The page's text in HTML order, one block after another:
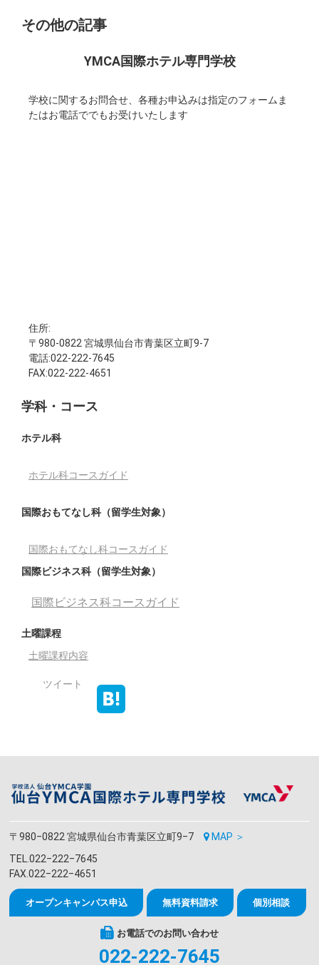
その他の記事
YMCA国際ホテル専門学校
学校に関するお問合せ、各種お申込みは指定のフォームま
たはお電話ででもお受けいたします
住所:
〒980-0822 宮城県仙台市青葉区立町9-7
電話:022-222-7645
FAX:022-222-4651
学科・コース
ホテル科
ホテル科コースガイド
国際おもてなし科（留学生対象）
国際おもてなし科コースガイド
国際ビジネス科（留学生対象）
国際ビジネス科コースガイド
土曜課程
土曜課程内容
ツイート
〒980‒0822 宮城県仙台市青葉区立町9‒7
MAP ＞
TEL.022‒222‒7645
FAX.022‒222‒4651
オープンキャンパス申込 無料資料請求 個別相談
お電話でのお問い合わせ
022-222-7645